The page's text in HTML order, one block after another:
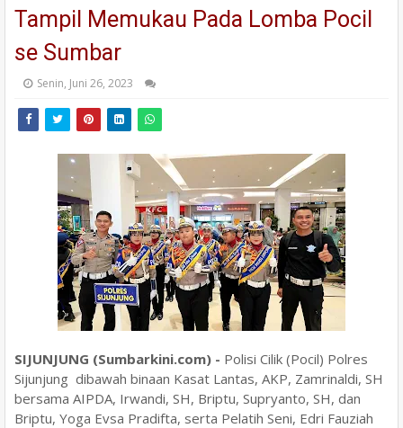
Tampil Memukau Pada Lomba Pocil
se Sumbar
Senin, Juni 26, 2023
SIJUNJUNG (Sumbarkini.com) - Polisi Cilik (Pocil) Polres
Sijunjung dibawah binaan Kasat Lantas, AKP, Zamrinaldi, SH
bersama AIPDA, Irwandi, SH, Briptu, Supryanto, SH, dan
Briptu, Yoga Evsa Pradifta, serta Pelatih Seni, Edri Fauziah